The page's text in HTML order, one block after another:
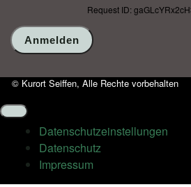
Request ID:
© Kurort Seiffen, Alle Rechte vorbehalten
Datenschutz­einstellungen
Datenschutz
Impressum